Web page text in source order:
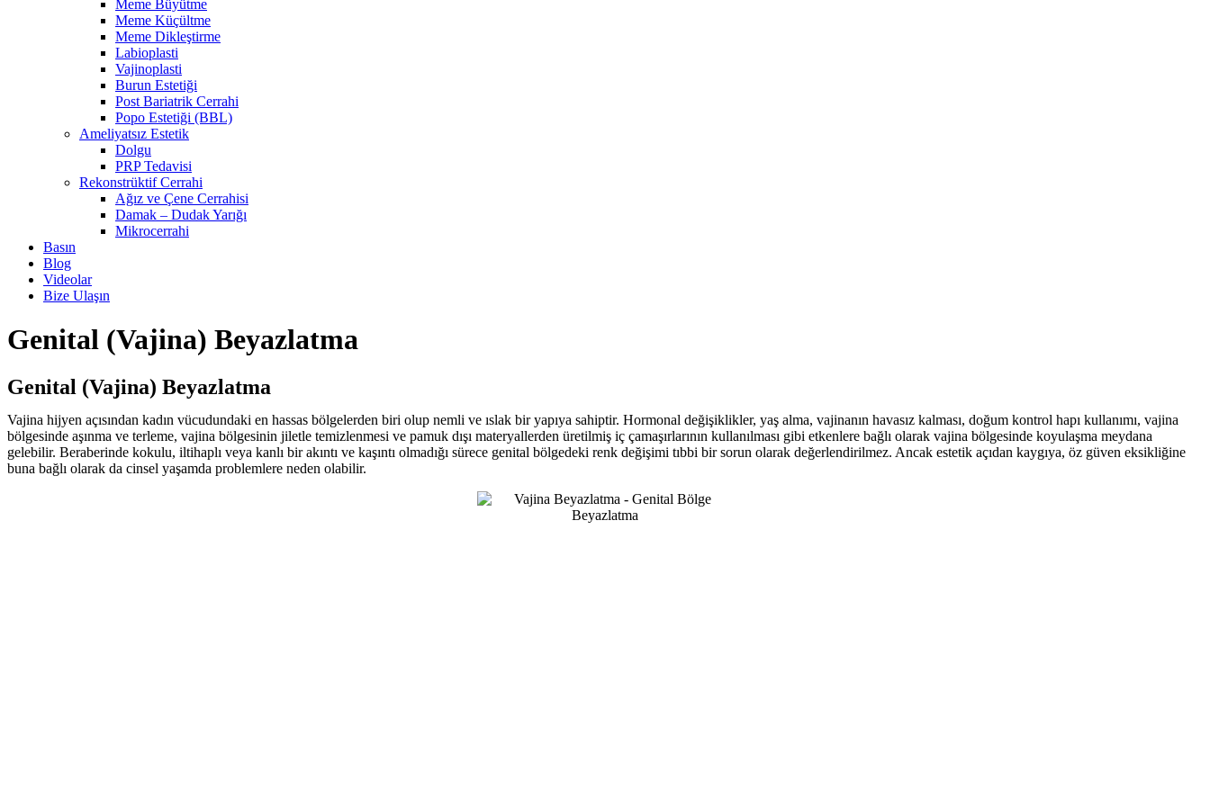
Meme Büyütme
Meme Küçültme
Meme Dikleştirme
Labioplasti
Vajinoplasti
Burun Estetiği
Post Bariatrik Cerrahi
Popo Estetiği (BBL)
Ameliyatsız Estetik
Dolgu
PRP Tedavisi
Rekonstrüktif Cerrahi
Ağız ve Çene Cerrahisi
Damak – Dudak Yarığı
Mikrocerrahi
Basın
Blog
Videolar
Bize Ulaşın
Genital (Vajina) Beyazlatma
Genital (Vajina) Beyazlatma
Vajina hijyen açısından kadın vücudundaki en hassas bölgelerden biri olup nemli ve ıslak bir yapıya sahiptir. Hormonal değişiklikler, yaş alma, vajinanın havasız kalması, doğum kontrol hapı kullanımı, vajina
bölgesinde aşınma ve terleme, vajina bölgesinin jiletle temizlenmesi ve pamuk dışı materyallerden üretilmiş iç çamaşırlarının kullanılması gibi etkenlere bağlı olarak vajina bölgesinde koyulaşma meydana
gelebilir. Beraberinde kokulu, iltihaplı veya kanlı bir akıntı ve kaşıntı olmadığı sürece genital bölgedeki renk değişimi tıbbi bir sorun olarak değerlendirilmez. Ancak estetik açıdan kaygıya, öz güven eksikliğine
buna bağlı olarak da cinsel yaşamda problemlere neden olabilir.